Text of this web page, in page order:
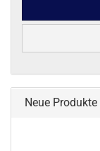
Neue